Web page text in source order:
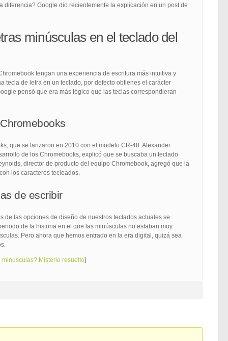
Google dio recientemente la explicación en un post de
minúsculas en el teclado del
tengan una experiencia de escritura más intuitiva y
tecla de letra en un teclado, por defecto obtienes el carácter
pensó que era más lógico que las teclas correspondieran
que se lanzaron en 2010 con el modelo CR-48. Alexander
de los Chromebooks, explicó que se buscaba un teclado
director de producto del equipo Chromebook, agregó que la
los caracteres tecleados.
de escribir
de las opciones de diseño de nuestros teclados actuales se
de la historia en el que las minúsculas no estaban muy
Pero ahora que hemos entrado en la era digital, quizá sea
Misterio resuelto]